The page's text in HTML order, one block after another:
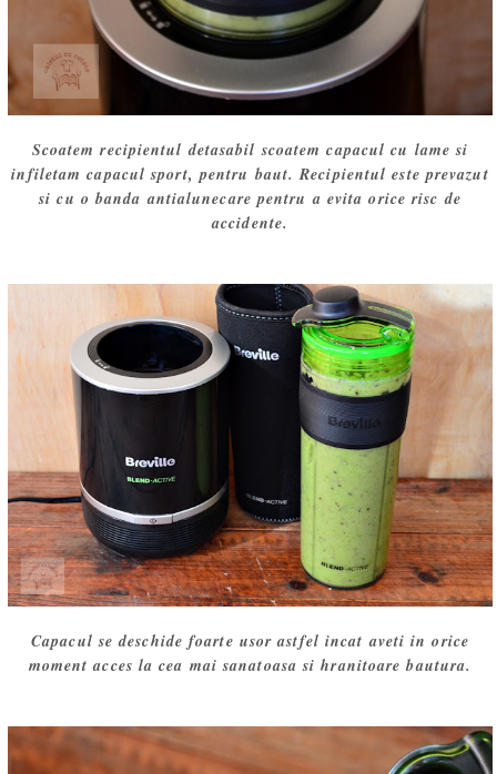
Scoatem recipientul detasabil scoatem capacul cu lame si
infiletam capacul sport, pentru baut. Recipientul este prevazut
si cu o banda antialunecare pentru a evita orice risc de
accidente.
Capacul se deschide foarte usor astfel incat aveti in orice
moment acces la cea mai sanatoasa si hranitoare bautura.